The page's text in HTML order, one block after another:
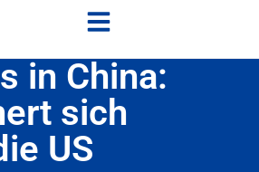
in China:
sich
US